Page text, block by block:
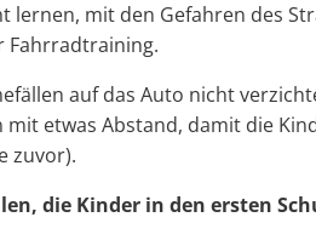
lernen, mit den Gefahren des
Fahrradtraining.
auf das Auto nicht
etwas Abstand, damit die
zuvor).
die Kinder in den ersten